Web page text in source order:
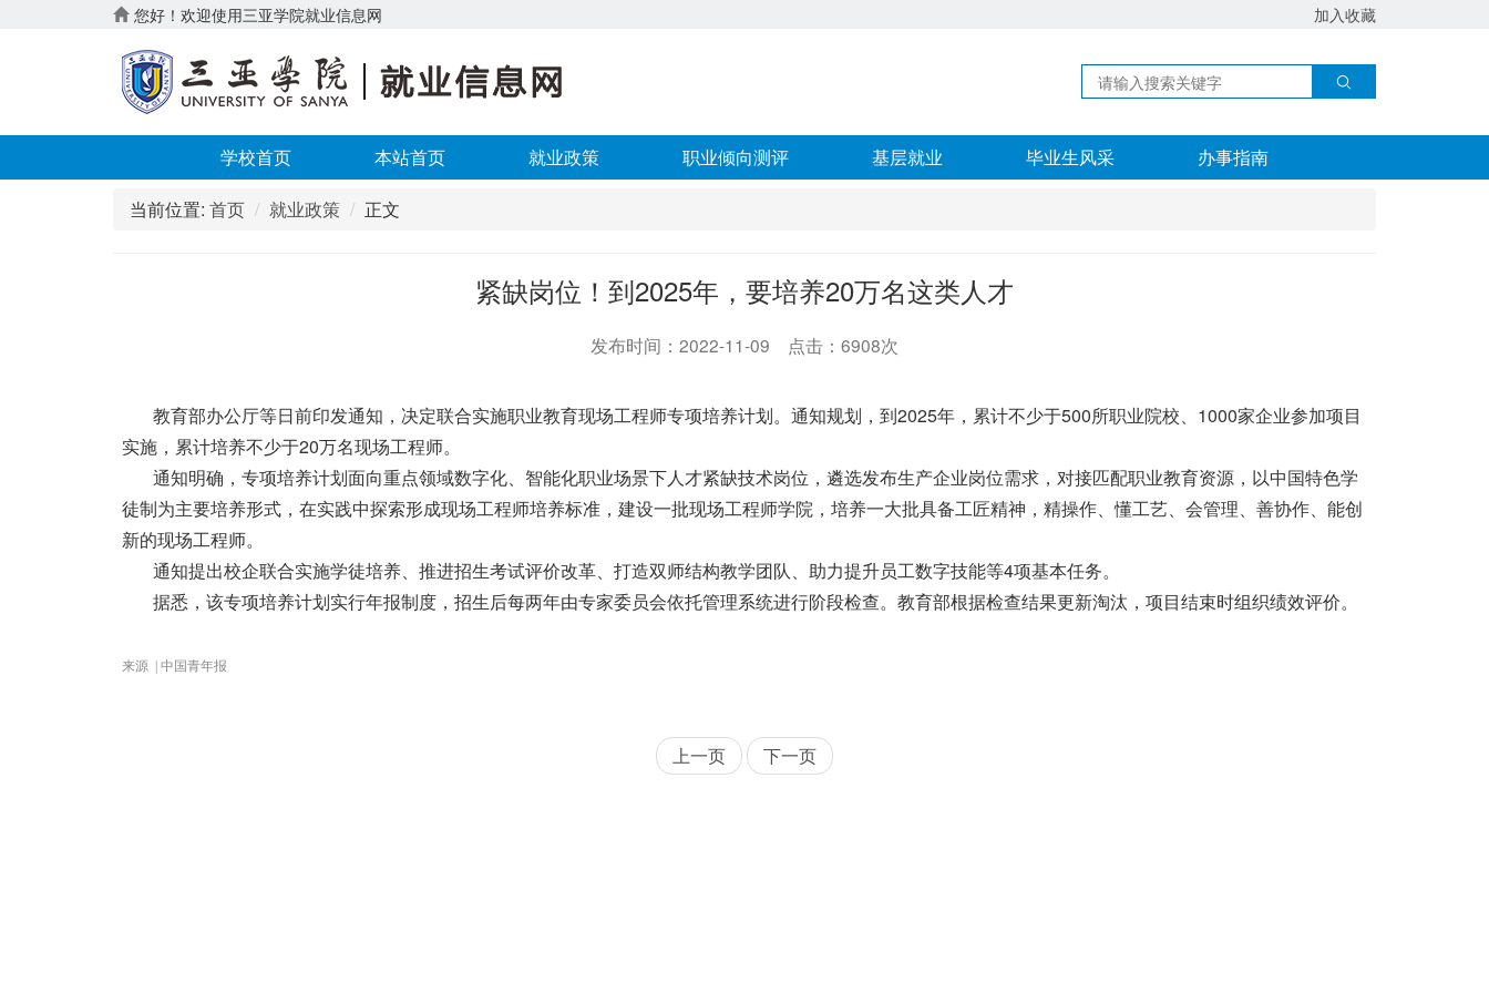
您好！欢迎使用三亚学院就业信息网 加入收藏
学校首页 本站首页 就业政策 职业倾向测评 基层就业 毕业生风采 办事指南
当前位置: 首页 就业政策 正文
紧缺岗位！到2025年，要培养20万名这类人才
发布时间：2022-11-09 点击：6908次
教育部办公厅等日前印发通知，决定联合实施职业教育现场工程师专项培养计划。通知规划，到2025年，累计不少于500所职业院校、1000家企业参加项目
实施，累计培养不少于20万名现场工程师。
通知明确，专项培养计划面向重点领域数字化、智能化职业场景下人才紧缺技术岗位，遴选发布生产企业岗位需求，对接匹配职业教育资源，以中国特色学
徒制为主要培养形式，在实践中探索形成现场工程师培养标准，建设一批现场工程师学院，培养一大批具备工匠精神，精操作、懂工艺、会管理、善协作、能创
新的现场工程师。
通知提出校企联合实施学徒培养、推进招生考试评价改革、打造双师结构教学团队、助力提升员工数字技能等4项基本任务。
据悉，该专项培养计划实行年报制度，招生后每两年由专家委员会依托管理系统进行阶段检查。教育部根据检查结果更新淘汰，项目结束时组织绩效评价。
来源 | 中国青年报
上一页 下一页